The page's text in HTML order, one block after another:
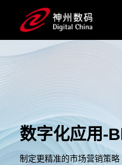
数字化应用-
制定更精准的市场营销策略